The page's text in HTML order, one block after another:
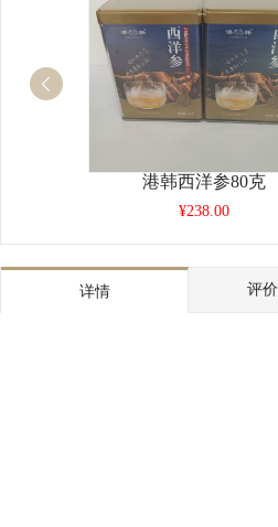
港韩西洋参80克
¥238.00
详情 评价